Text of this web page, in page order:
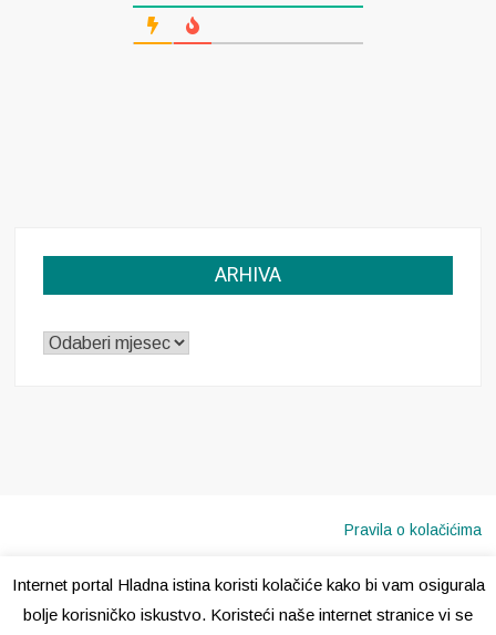
ARHIVA
ARHIVA
Pravila o kolačićima
Internet portal Hladna istina koristi kolačiće kako bi vam osigurala
bolje korisničko iskustvo. Koristeći naše internet stranice vi se
Copyright © 2020 · Sva prava pridržana · Hladna Istina